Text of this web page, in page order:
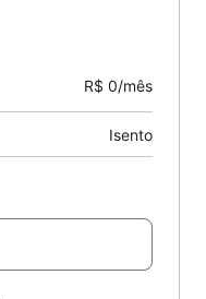
R$ 0/mês
Isento